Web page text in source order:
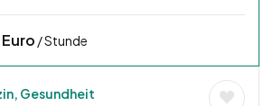
Euro / Stunde
Gesundheit